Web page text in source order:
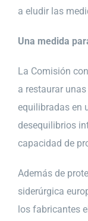
a eludir las
Una medida
La Comisión
a restaurar
equilibradas en
desequilibrios
capacidad de
Además de
siderúrgica
los fabricantes